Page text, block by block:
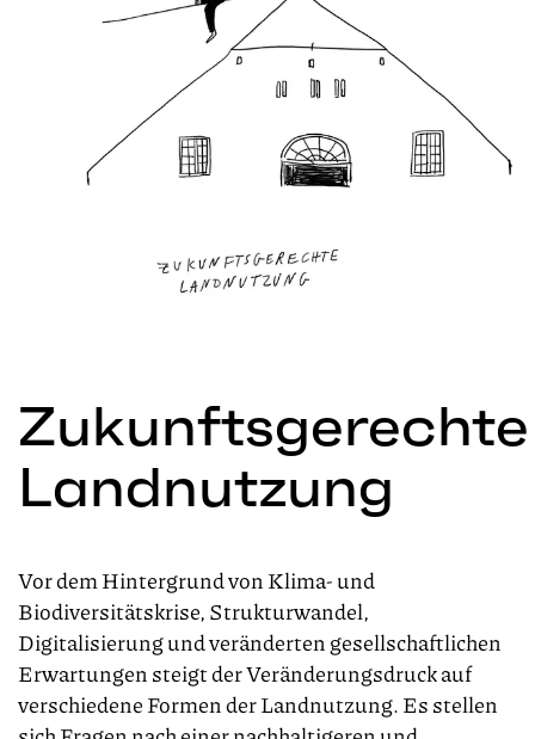
Zukunftsgerechte
Landnutzung
Vor dem Hintergrund von Klima- und
Biodiversitätskrise, Strukturwandel,
Digitalisierung und veränderten gesellschaftlichen
Erwartungen steigt der Veränderungsdruck auf
verschiedene Formen der Landnutzung. Es stellen